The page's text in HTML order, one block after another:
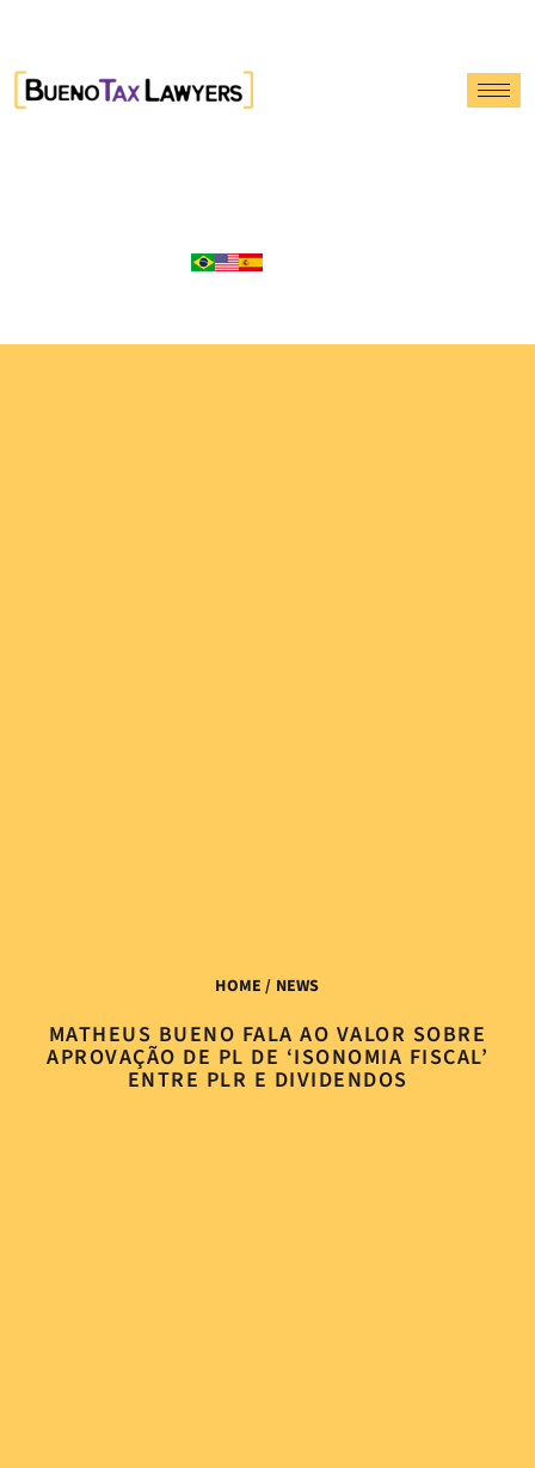
HOME / NEWS
MATHEUS BUENO FALA AO VALOR SOBRE
APROVAÇÃO DE PL DE ‘ISONOMIA FISCAL’
ENTRE PLR E DIVIDENDOS